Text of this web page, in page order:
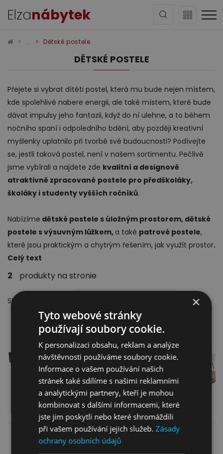
Elzanábytek
Sedací soupravy
Dětský nábytek
Dětské postele
DĚTSKÉ POSTELE
Přejete si vybrat dítěti postel, která mu bude nejen místem,
kde spolehlivě nabere energii, ale také místem, které bude
dávat impulsy jeho fantazii, když do ní ulehne, a to během
nočního spaní i odpoledního bdění, aby později kreativní
myšlenky uplatnilo při tvorbě své budoucnosti? Podívejte
se, jestli taková postel, není v našem sortimentu. Pečlivě
jsme vybírali a najdete zde kvalitní a designově
atraktivně zpracované postele pro předškoláky,
školáky i studenty vyšších ročníků.
Nabízíme dětské postele s úložným prostorem, dětské
postele s výsuvným lůžkem, a také patrové postele,
které jsou praktickým a chytrým řešením, jak využít prostor.
Celý text
2 produkty na stronie
SEŘAZENO PODLE::
Boxspring postel Rio
90×200 cm
13 299,00
Kč
9 199,00
Boxspring postel Rio
120×200 cm
14 199,00Kč
×
Tyto webové stránky
používají soubory cookie.
K personalizaci obsahu, reklam a analýze
návštěvnosti používáme soubory cookie.
Informace o vašem používání našich
stránek také sdílíme s našimi reklamními
a analytickými partnery, kteří je mohou
kombinovat s dalšími informacemi, které
jste jim poskytli nebo které shromáždili
při vašem používání jejich služeb.Zásady
ochrany osobních údajů